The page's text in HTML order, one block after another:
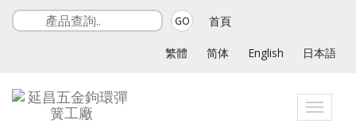
GO 首頁
繁體 简体 English 日本語
Toggle